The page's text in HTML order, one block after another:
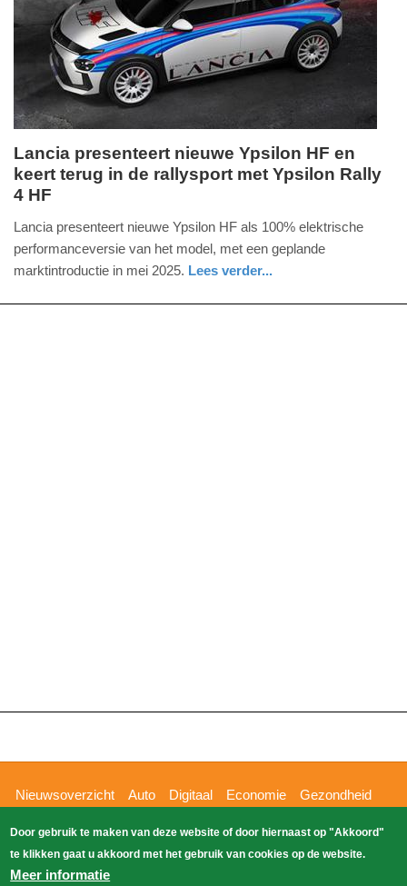
zaterdag,
1.
-
Lancia presenteert nieuwe Ypsilon HF en
keert terug in de rallysport met Ypsilon Rally
4 HF
Lancia presenteert nieuwe Ypsilon HF als 100% elektrische
performanceversie van het model, met een geplande
marktintroductie in mei 2025. Lees verder...
Hoofdnavigatie
Nieuwsoverzicht Auto Digitaal Economie
Gezondheid
Bizzpress
Blik op 112 Provincies
Weekoverzicht
Zoeken
Copyright Blik Op Nieuws 2026gehost
Door gebruik te maken van deze website of door hiernaast op "Akkoord"
te klikken gaat u akkoord met het gebruik van cookies op de website.
Meer informatie